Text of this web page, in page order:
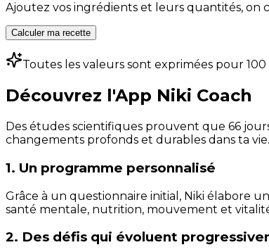
Ajoutez vos ingrédients et leurs quantités,
Calculer ma recette
Toutes les valeurs sont exprimées pour
Découvrez l'App Niki Coach
Des études scientifiques prouvent que 66
changements profonds et durables dans ta vie.
1. Un programme personnalisé
Grâce à un questionnaire initial, Niki élabore
santé mentale, nutrition, mouvement et
2. Des défis qui évoluent